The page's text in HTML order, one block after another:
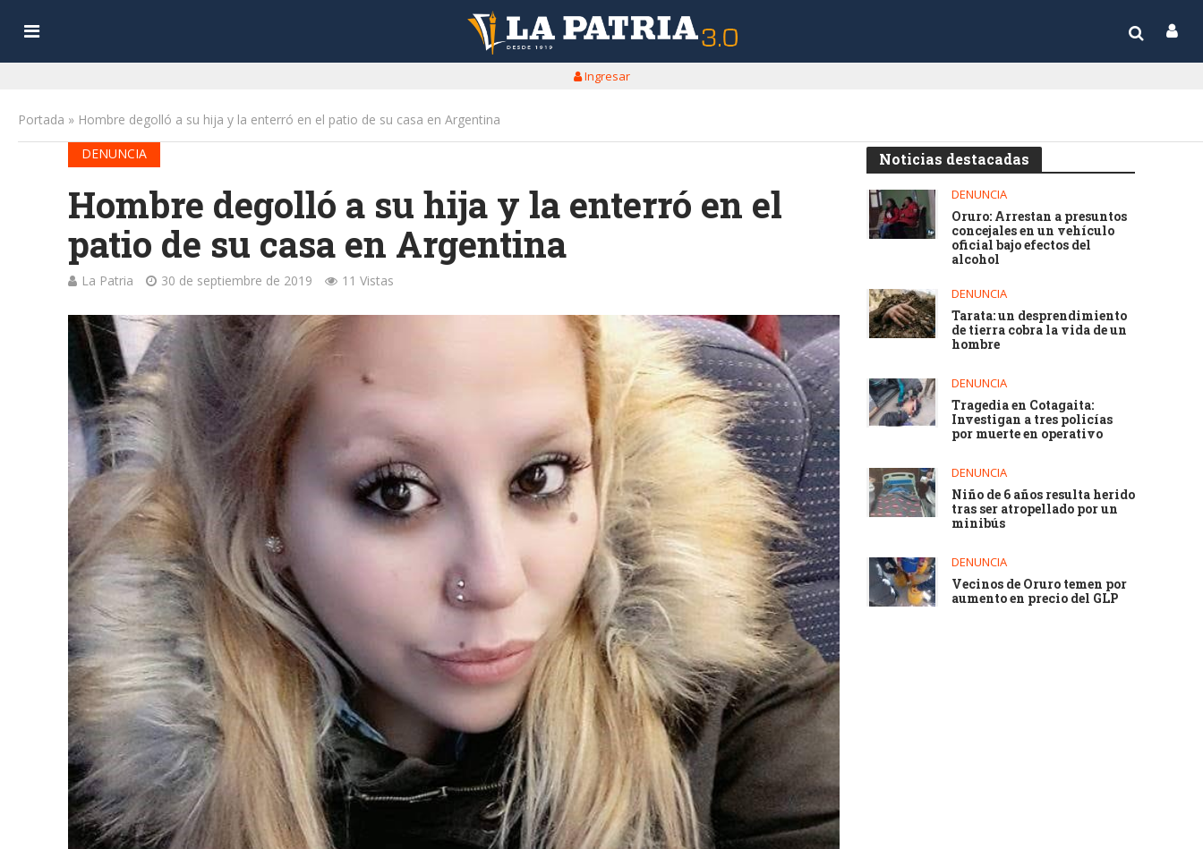
Ingresar
Portada » Hombre degolló a su hija y la enterró en el patio de su casa en Argentina
DENUNCIA
Hombre degolló a su hija y la enterró en el
patio de su casa en Argentina
La Patria 30 de septiembre de 2019 11 Vistas
Noticias destacadas
DENUNCIA
Oruro: Arrestan a presuntos
concejales en un vehículo
oficial bajo efectos del
alcohol
DENUNCIA
Tarata: un desprendimiento
de tierra cobra la vida de un
hombre
DENUNCIA
Tragedia en Cotagaita:
Investigan a tres policías
por muerte en operativo
DENUNCIA
Niño de 6 años resulta herido
tras ser atropellado por un
minibús
DENUNCIA
Vecinos de Oruro temen por
aumento en precio del GLP